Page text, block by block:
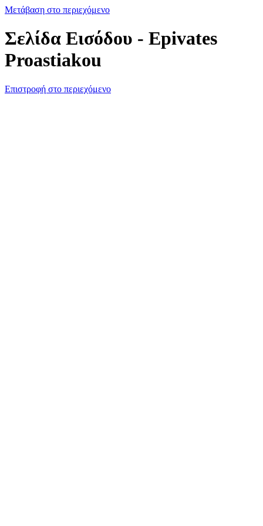
Μετάβαση στο περιεχόμενο
Σελίδα Εισόδου - Epivates
Proastiakou
Επιστροφή στο περιεχόμενο